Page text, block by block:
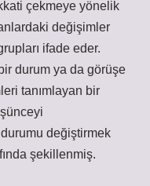
çekmeye yönelik
değişimler
ifade eder.
durum ya da görüşe
tanımlayan bir
değiştirmek
şekillenmiş.